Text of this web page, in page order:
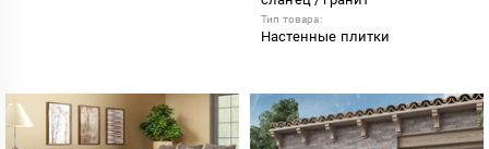
Тип товара:
Настенные плитки